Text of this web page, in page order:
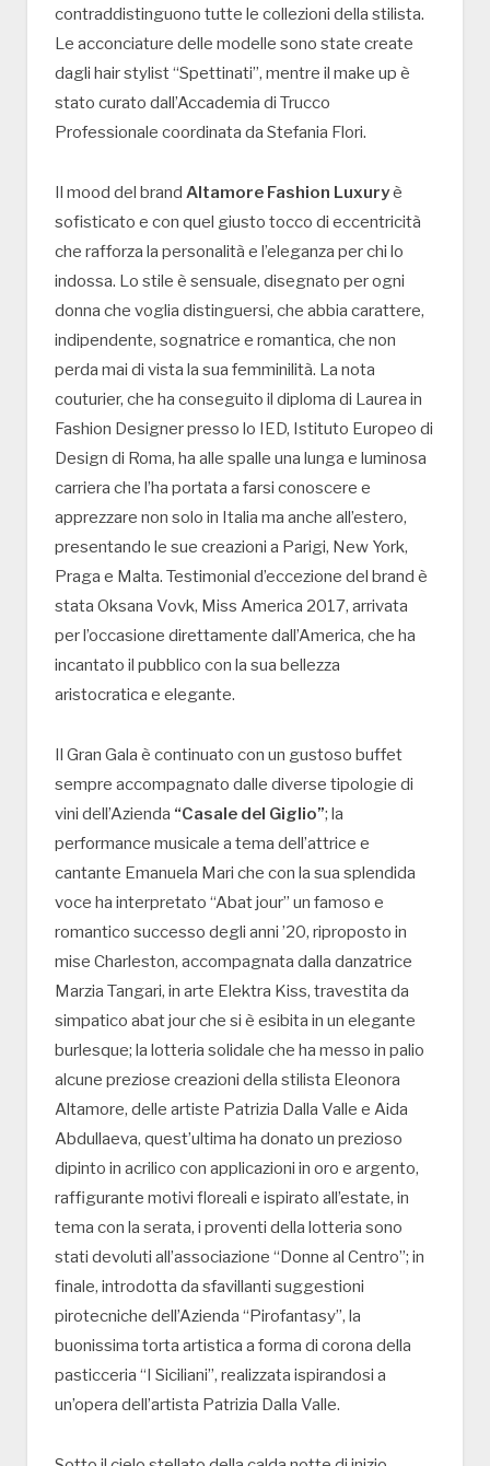
contraddistinguono tutte le collezioni della stilista.
Le acconciature delle modelle sono state create
dagli hair stylist “Spettinati”, mentre il make up è
stato curato dall’Accademia di Trucco
Professionale coordinata da Stefania Flori.
Il mood del brand Altamore Fashion Luxuryè
sofisticato e con quel giusto tocco di eccentricità
che rafforza la personalità e l’eleganza per chi lo
indossa. Lo stile è sensuale, disegnato per ogni
donna che voglia distinguersi, che abbia carattere,
indipendente, sognatrice e romantica, che non
perda mai di vista la sua femminilità. La nota
couturier, che ha conseguito il diploma di Laurea in
Fashion Designer presso lo IED, Istituto Europeo di
Design di Roma, ha alle spalle una lunga e luminosa
carriera che l’ha portata a farsi conoscere e
apprezzare non solo in Italia ma anche all’estero,
presentando le sue creazioni a Parigi, New York,
Praga e Malta. Testimonial d’eccezione del brand è
stata Oksana Vovk, Miss America 2017, arrivata
per l’occasione direttamente dall’America, che ha
incantato il pubblico con la sua bellezza
aristocratica e elegante.
Il Gran Gala è continuato con un gustoso buffet
sempre accompagnato dalle diverse tipologie di
vini dell’Azienda “Casale del Giglio”; la
performance musicale a tema dell’attrice e
cantante Emanuela Mari che con la sua splendida
voce ha interpretato “Abat jour” un famoso e
romantico successo degli anni ’20, riproposto in
mise Charleston, accompagnata dalla danzatrice
Marzia Tangari, in arte Elektra Kiss, travestita da
simpatico abat jour che si è esibita in un elegante
burlesque; la lotteria solidale che ha messo in palio
alcune preziose creazioni della stilista Eleonora
Altamore, delle artiste Patrizia Dalla Valle e Aida
Abdullaeva, quest’ultima ha donato un prezioso
dipinto in acrilico con applicazioni in oro e argento,
raffigurante motivi floreali e ispirato all’estate, in
tema con la serata, i proventi della lotteria sono
stati devoluti all’associazione “Donne al Centro”; in
finale, introdotta da sfavillanti suggestioni
pirotecniche dell’Azienda “Pirofantasy”, la
buonissima torta artistica a forma di corona della
pasticceria “I Siciliani”, realizzata ispirandosi a
un’opera dell’artista Patrizia Dalla Valle.